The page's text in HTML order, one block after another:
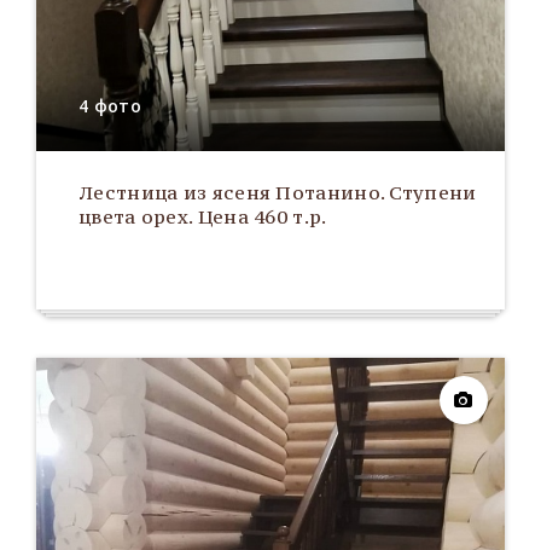
4 фото
Лестница из ясеня Потанино. Ступени
цвета орех. Цена 460 т.р.